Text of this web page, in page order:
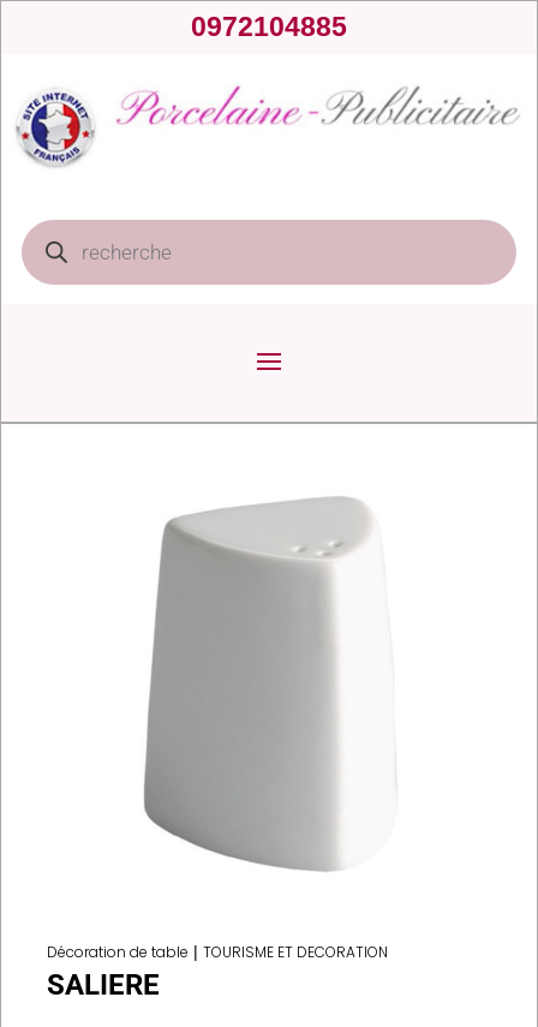
0972104885
Recherche
de
produits
Décoration de table |TOURISME ET DECORATION
SALIERE